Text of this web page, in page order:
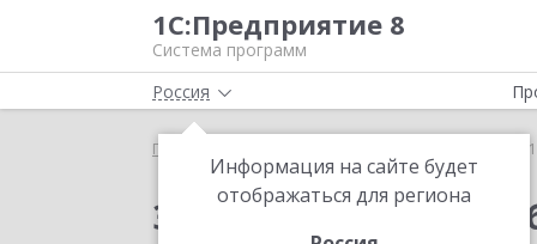
1С:Предприятие 8
Система программ
Россия
Информация на сайте будет
отображаться для региона
Главная
Заказать 1С:Бизнес-